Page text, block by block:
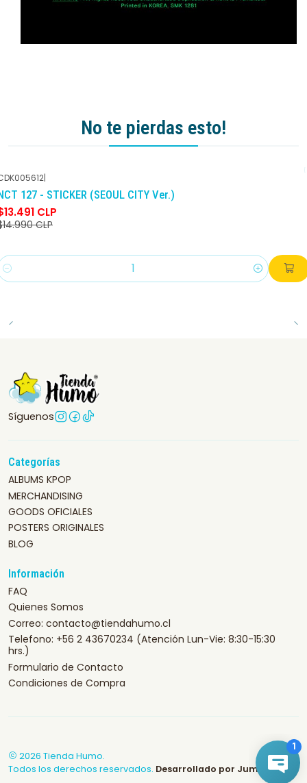
No te pierdas esto!
-10%DCTO
|
127 - STICKER (SEOUL CITY Ver.)
CLP
CLP
Síguenos
Categorías
ALBUMS KPOP
MERCHANDISING
GOODS OFICIALES
POSTERS ORIGINALES
BLOG
Información
FAQ
Quienes Somos
Correo: contacto@tiendahumo.cl
Telefono: +56 2 43670234 (Atención Lun-Vie: 8:30-15:30
hrs.)
Formulario de Contacto
Condiciones de Compra
2026 Tienda Humo.
Todos los derechos reservados. Desarrollado por Jumpseller